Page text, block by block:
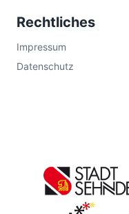
Rechtliches
Impressum
Datenschutz